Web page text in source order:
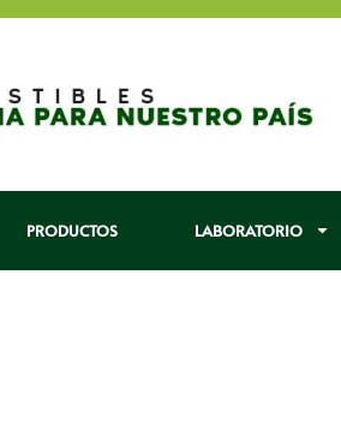
PRODUCTOS LABORATORIO